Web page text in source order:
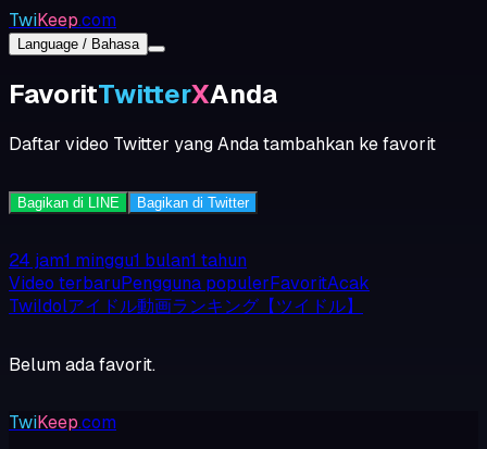
TwiKeep.com
Language / Bahasa
FavoritTwitterXAnda
Daftar video Twitter yang Anda tambahkan ke favorit
Bagikan di LINE Bagikan di Twitter
24 jam1 minggu1 bulan1 tahun
Video terbaruPengguna populerFavoritAcak
TwiIdolアイドル動画ランキング【ツイドル】
Belum ada favorit.
TwiKeep.com